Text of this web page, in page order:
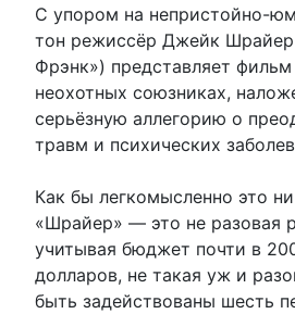
С упором на непристойно-
тон режиссёр Джейк Шрайер
Фрэнк») представляет
неохотных союзниках,
серьёзную аллегорию о
травм и психических
Как бы легкомысленно это
«Шрайер» — это не разовая
учитывая бюджет почти в
долларов, не такая уж и
быть задействованы шесть